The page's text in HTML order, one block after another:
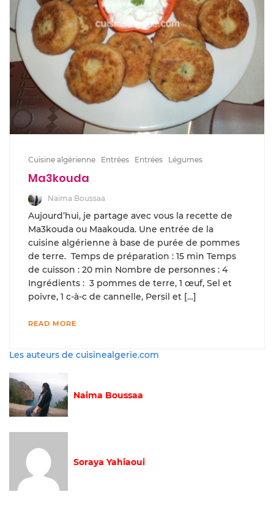
Cuisine algérienne Entrées Entrées Légumes
Ma3kouda
Naima Boussaa
Aujourd’hui, je partage avec vous la recette de
Ma3kouda ou Maakouda. Une entrée de la
cuisine algérienne à base de purée de pommes
de terre. Temps de préparation : 15 min Temps
de cuisson : 20 min Nombre de personnes : 4
Ingrédients : 3 pommes de terre, 1 œuf, Sel et
poivre, 1 c-à-c de cannelle, Persil et […]
READ MORE
Les auteurs de cuisinealgerie.com
Naima Boussaa
Soraya Yahiaoui